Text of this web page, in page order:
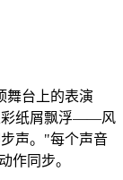
舞台上的表演
彩纸屑飘浮——风
声。"每个声音
作同步。